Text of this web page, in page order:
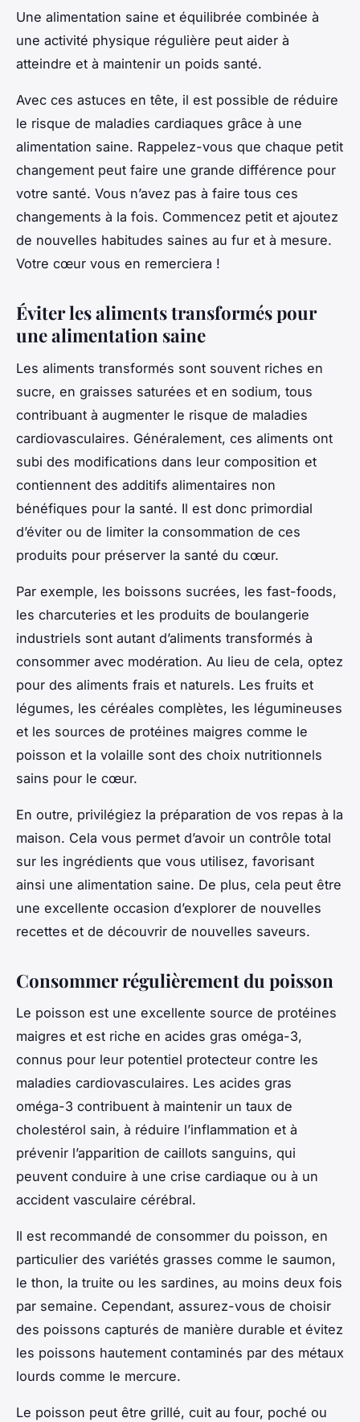
Une alimentation saine et équilibrée combinée à
une activité physique régulière peut aider à
atteindre et à maintenir un poids santé.
Avec ces astuces en tête, il est possible de réduire
le risque de maladies cardiaques grâce à une
alimentation saine. Rappelez-vous que chaque petit
changement peut faire une grande différence pour
votre santé. Vous n’avez pas à faire tous ces
changements à la fois. Commencez petit et ajoutez
de nouvelles habitudes saines au fur et à mesure.
Votre cœur vous en remerciera !
Éviter les aliments transformés pour
une alimentation saine
Les aliments transformés sont souvent riches en
sucre, en graisses saturées et en sodium, tous
contribuant à augmenter le risque de maladies
cardiovasculaires. Généralement, ces aliments ont
subi des modifications dans leur composition et
contiennent des additifs alimentaires non
bénéfiques pour la santé. Il est donc primordial
d’éviter ou de limiter la consommation de ces
produits pour préserver la santé du cœur.
Par exemple, les boissons sucrées, les fast-foods,
les charcuteries et les produits de boulangerie
industriels sont autant d’aliments transformés à
consommer avec modération. Au lieu de cela, optez
pour des aliments frais et naturels. Les fruits et
légumes, les céréales complètes, les légumineuses
et les sources de protéines maigres comme le
poisson et la volaille sont des choix nutritionnels
sains pour le cœur.
En outre, privilégiez la préparation de vos repas à la
maison. Cela vous permet d’avoir un contrôle total
sur les ingrédients que vous utilisez, favorisant
ainsi une alimentation saine. De plus, cela peut être
une excellente occasion d’explorer de nouvelles
recettes et de découvrir de nouvelles saveurs.
Consommer régulièrement du poisson
Le poisson est une excellente source de protéines
maigres et est riche en acides gras oméga-3,
connus pour leur potentiel protecteur contre les
maladies cardiovasculaires. Les acides gras
oméga-3 contribuent à maintenir un taux de
cholestérol sain, à réduire l’inflammation et à
prévenir l’apparition de caillots sanguins, qui
peuvent conduire à une crise cardiaque ou à un
accident vasculaire cérébral.
Il est recommandé de consommer du poisson, en
particulier des variétés grasses comme le saumon,
le thon, la truite ou les sardines, au moins deux fois
par semaine. Cependant, assurez-vous de choisir
des poissons capturés de manière durable et évitez
les poissons hautement contaminés par des métaux
lourds comme le mercure.
Le poisson peut être grillé, cuit au four, poché ou